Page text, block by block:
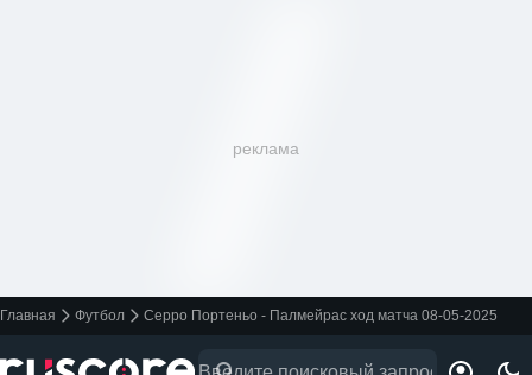
реклама
Главная Футбол Серро Портеньо - Палмейрас ход матча 08-05-2025